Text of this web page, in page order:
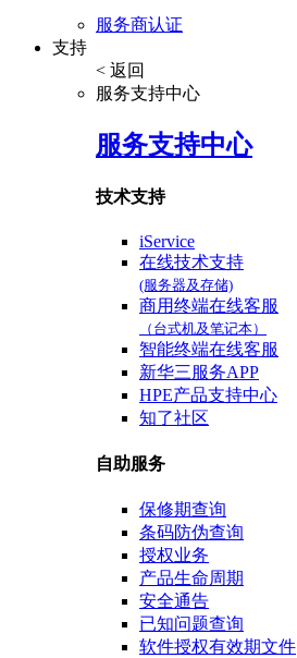
服务商认证
支持
< 返回
服务支持中心
服务支持中心
技术支持
iService
在线技术支持
(服务器及存储)
商用终端在线客服
（台式机及笔记本）
智能终端在线客服
新华三服务APP
HPE产品支持中心
知了社区
自助服务
保修期查询
条码防伪查询
授权业务
产品生命周期
安全通告
已知问题查询
软件授权有效期文件